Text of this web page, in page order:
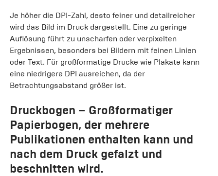
Je höher die DPI-Zahl, desto feiner und detailreicher
wird das Bild im Druck dargestellt. Eine zu geringe
Auflösung führt zu unscharfen oder verpixelten
Ergebnissen, besonders bei Bildern mit feinen Linien
oder Text. Für großformatige Drucke wie Plakate kann
eine niedrigere DPI ausreichen, da der
Betrachtungsabstand größer ist.
Druckbogen – Großformatiger
Papierbogen, der mehrere
Publikationen enthalten kann und
nach dem Druck gefalzt und
beschnitten wird.